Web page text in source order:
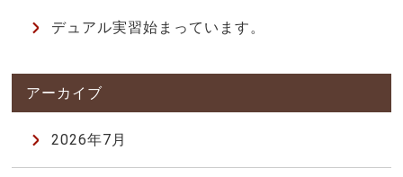
デュアル実習始まっています。
2026年7月